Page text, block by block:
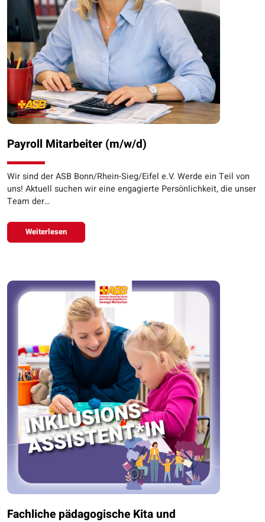
Payroll Mitarbeiter (m/w/d)
Wir sind der ASB Bonn/Rhein-Sieg/Eifel e.V. Werde ein Teil von
uns! Aktuell suchen wir eine engagierte Persönlichkeit, die unser
Team der…
Weiterlesen
Fachliche pädagogische Kita und